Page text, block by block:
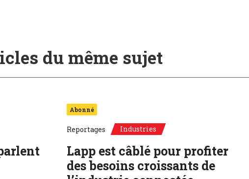
du même sujet
Abonné
Reportages Industries
Lapp est câblé pour profiter
des besoins croissants de